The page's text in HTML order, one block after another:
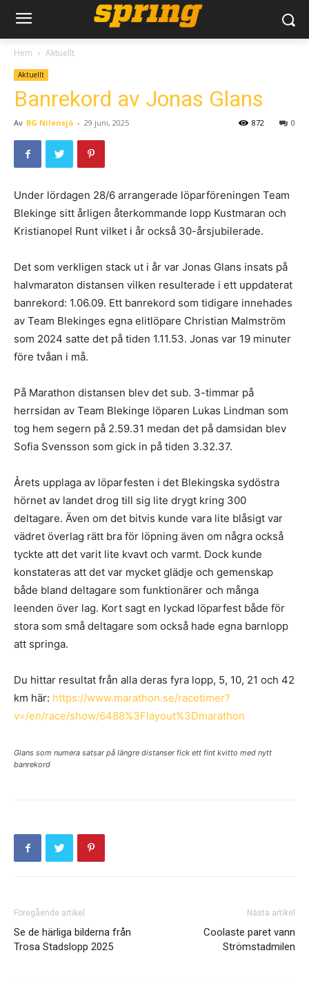
Hem Aktuellt
Aktuellt
Banrekord av Jonas Glans
Av BG Nilensjö - 29 juni, 2025 0
872
Under lördagen 28/6 arrangerade löparföreningen Team
Blekinge sitt årligen återkommande lopp Kustmaran och
Kristianopel Runt vilket i år också 30-årsjubilerade.
Det som verkligen stack ut i år var Jonas Glans insats på
halvmaraton distansen vilken resulterade i ett uppdaterat
banrekord: 1.06.09. Ett banrekord som tidigare innehades
av Team Blekinges egna elitlöpare Christian Malmström
som 2024 satte det på tiden 1.11.53. Jonas var 19 minuter
före tvåan i må.
På Marathon distansen blev det sub. 3-timmar på
herrsidan av Team Blekinge löparen Lukas Lindman som
tog hem segern på 2.59.31 medan det på damsidan blev
Sofia Svensson som gick in på tiden 3.32.37.
Årets upplaga av löparfesten i det Blekingska sydöstra
hörnet av landet drog till sig lite drygt kring 300
deltagare. Även om det bitvis kunde vara lite blåsigt var
vädret överlag rätt bra för löpning även om några också
tyckte att det varit lite kvavt och varmt. Dock kunde
konstateras att det var mycket glädje och gemenskap
både bland deltagare som funktionärer och många
leenden över lag. Kort sagt en lyckad löparfest både för
stora som små deltagare som också hade egna barnlopp
att springa.
Du hittar resultat från alla deras fyra lopp, 5, 10, 21 och 42
km här: https://www.marathon.se/racetimer?
v=/en/race/show/6488%3Flayout%3Dmarathon
Glans som numera satsar på längre distanser fick ett fint kvitto med nytt
banrekord
Föregående artikel
Se de härliga bilderna från
Trosa Stadslopp 2025
Nästa artikel
Coolaste paret vann
Strömstadmilen